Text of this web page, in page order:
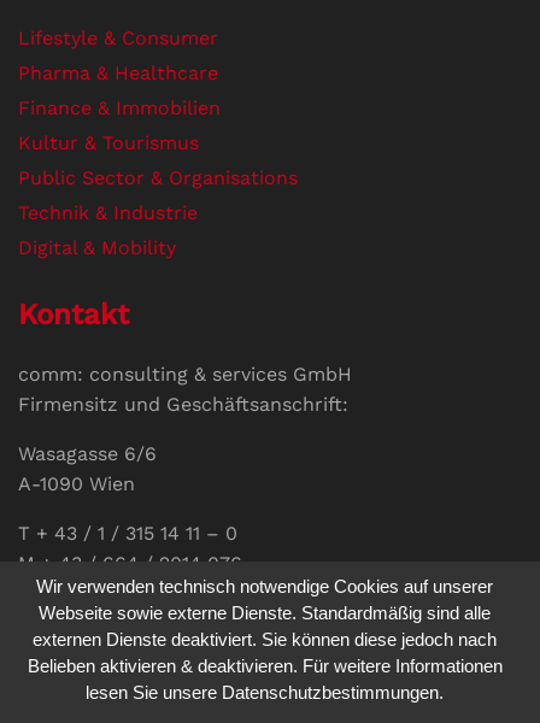
Lifestyle & Consumer
Pharma & Healthcare
Finance & Immobilien
Kultur & Tourismus
Public Sector & Organisations
Technik & Industrie
Digital & Mobility
Kontakt
comm: consulting & services GmbH
Firmensitz und Geschäftsanschrift:
Wasagasse 6/6
A-1090 Wien
T + 43 / 1 / 315 14 11 – 0
M + 43 / 664 / 2014 076
E-Mail:office@communications.co.at
Homepage:www.communications.co.at
UID: ATU 811 196 56
Wir verwenden technisch notwendige Cookies auf unserer
Webseite sowie externe Dienste. Standardmäßig sind alle
externen Dienste deaktiviert. Sie können diese jedoch nach
Belieben aktivieren & deaktivieren. Für weitere Informationen
lesen Sie unsere Datenschutzbestimmungen.